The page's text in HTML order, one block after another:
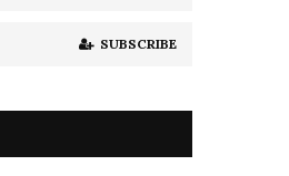
SUBSCRIBE